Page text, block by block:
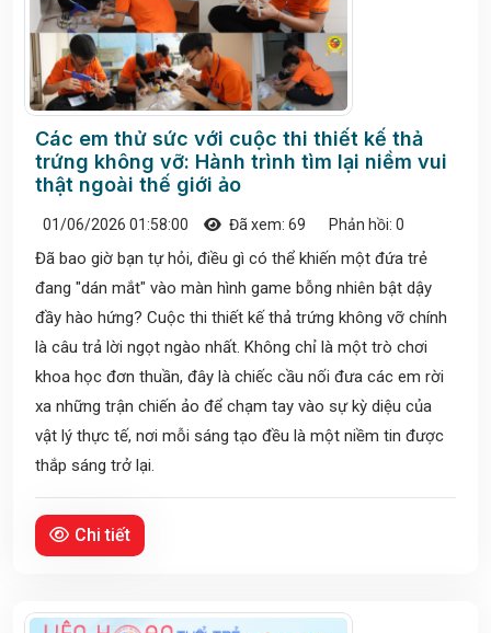
Các em thử sức với cuộc thi thiết kế thả
trứng không vỡ: Hành trình tìm lại niềm vui
thật ngoài thế giới ảo
01/06/2026 01:58:00 Đã xem: 69 Phản hồi: 0
Đã bao giờ bạn tự hỏi, điều gì có thể khiến một đứa trẻ
đang "dán mắt" vào màn hình game bỗng nhiên bật dậy
đầy hào hứng? Cuộc thi thiết kế thả trứng không vỡ chính
là câu trả lời ngọt ngào nhất. Không chỉ là một trò chơi
khoa học đơn thuần, đây là chiếc cầu nối đưa các em rời
xa những trận chiến ảo để chạm tay vào sự kỳ diệu của
vật lý thực tế, nơi mỗi sáng tạo đều là một niềm tin được
thắp sáng trở lại.
Chi tiết